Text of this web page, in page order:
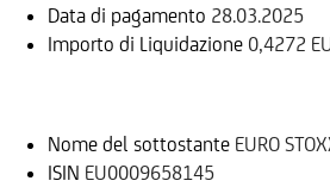
Data di pagamento 28.03.2025
Importo di Liquidazione 0,4272
Nome del sottostante EURO
ISIN EU0009658145